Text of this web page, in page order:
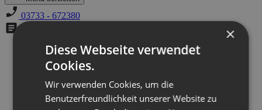
03733 - 672380
Startseite
Informationen
Newsletter
×
Diese Webseite verwendet
Cookies.
Wir verwenden Cookies, um die
Benutzerfreundlichkeit unserer Website zu